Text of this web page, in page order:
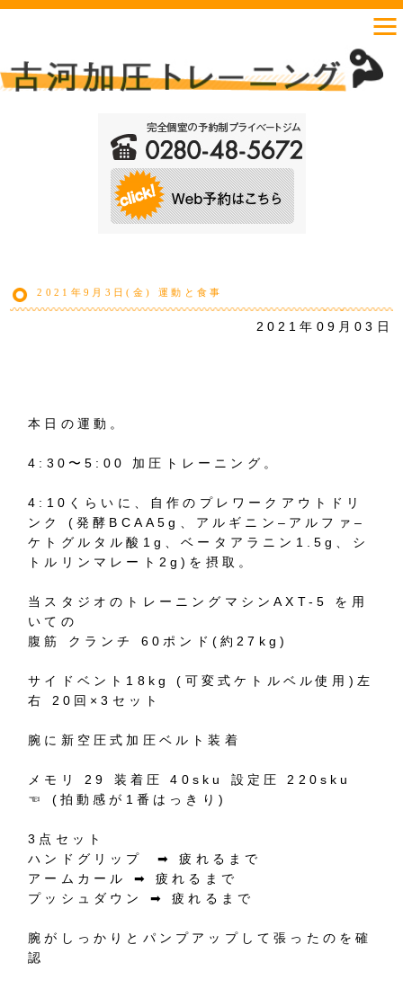
2021年9月3日(金) 運動と食事
2021年09月03日
本日の運動。
4:30 〜5:00 加圧トレーニング。
4:10 くらいに、自作のプレワークアウトドリ
ンク
(発酵 BCAA5g 、アルギニン – アルファ –
ケトグルタル酸 1g 、ベータアラニン 1.5g
、シ
トルリンマレート 2g) を摂取。
当スタジオのトレーニングマシンAXT-5 を用
いての
腹筋
クランチ 60 ポンド (約 27kg)
サイドベント 18kg ( 可変式ケトルベル使用 ) 左
右
20 回 ×3 セット
腕に新空圧式加圧ベルト装着
メモリ 29 装着圧 40sku 設定圧
220sku
☜
( 拍動感が 1 番はっきり )
3 点セット
ハンドグリップ
➡︎
疲れるまで
アームカール
➡︎
疲れるまで
プッシュダウン
➡︎ 疲れるまで
腕がしっかりとパンプアップして張ったのを確
認